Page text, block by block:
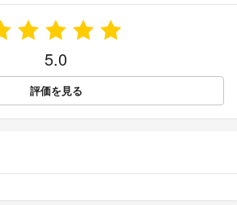
5.0
評価を見る